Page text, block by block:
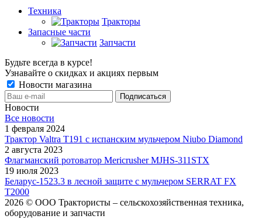
Техника
Тракторы
Запасные части
Запчасти
Будьте всегда в курсе!
Узнавайте о скидках и акциях первым
Новости магазина
Новости
Все новости
1 февраля 2024
Трактор Valtra T191 с испанским мульчером Niubo Diamond
2 августа 2023
Флагманский ротоватор Mericrusher MJHS-311STX
19 июля 2023
Беларус-1523.3 в лесной защите с мульчером SERRAT FX
T2000
2026 © ООО Трактористы – cельскохозяйственная техника,
оборудование и запчасти